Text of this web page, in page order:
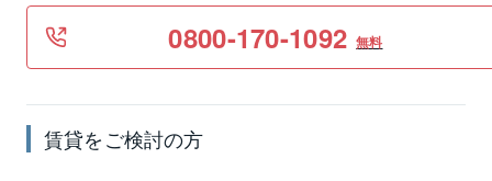
0800-170-1092 無料
賃貸をご検討の方